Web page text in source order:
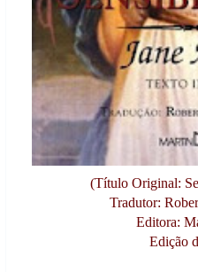
(Título Original:
Tradutor:
Editora:
Edição